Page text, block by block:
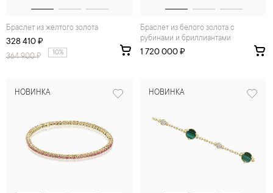
Браслет из желтого золота
328 410 ₽
364 900₽ 10%
Браслет из белого золота с
рубинами и бриллиантами
1 720 000 ₽
НОВИНКА НОВИНКА